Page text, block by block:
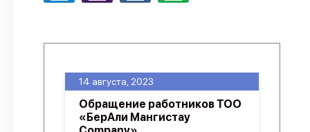
14 августа, 2023
Обращение работников ТОО
«БерАли Мангистау